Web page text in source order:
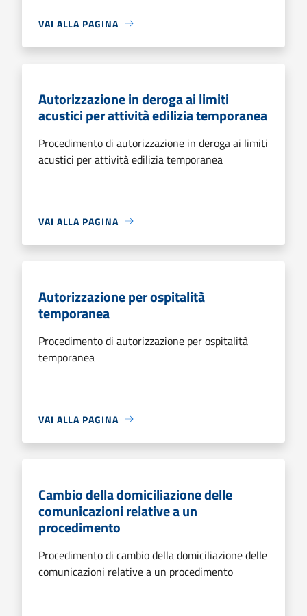
VAI ALLA PAGINA
Autorizzazione in deroga ai limiti
acustici per attività edilizia temporanea
Procedimento di autorizzazione in deroga ai limiti
acustici per attività edilizia temporanea
VAI ALLA PAGINA
Autorizzazione per ospitalità
temporanea
Procedimento di autorizzazione per ospitalità
temporanea
VAI ALLA PAGINA
Cambio della domiciliazione delle
comunicazioni relative a un
procedimento
Procedimento di cambio della domiciliazione delle
comunicazioni relative a un procedimento